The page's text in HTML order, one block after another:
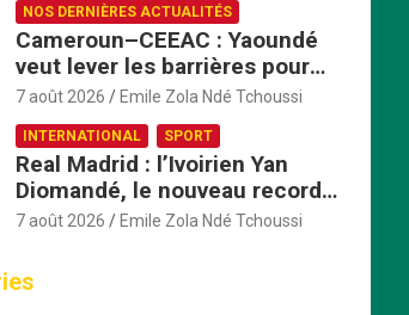
NOS DERNIÈRES ACTUALITÉS
Cameroun–CEEAC : Yaoundé
veut lever les barrières pour
accélérer l’intégration
économique
7 août 2026 Emile Zola Ndé Tchoussi
INTERNATIONAL SPORT
Real Madrid : l’Ivoirien Yan
Diomandé, le nouveau record
africain à 125 millions d’euros
7 août 2026 Emile Zola Ndé Tchoussi